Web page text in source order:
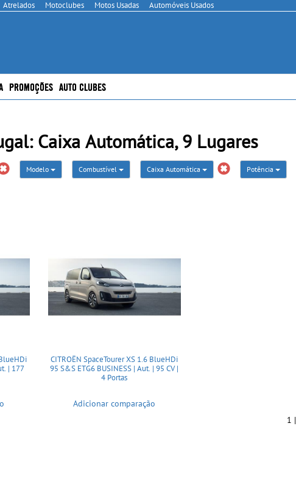
Atrelados Motoclubes Motos Usadas Automóveis Usados
PROMOÇÕES AUTO CLUBES
Caixa Automática, 9 Lugares
Modelo Combustível Caixa Automática Potência
| 177
CITROËN SpaceTourer XS 1.6 BlueHDi
95 S&S ETG6 BUSINESS | Aut. | 95 CV |
4 Portas
Adicionar comparação
1